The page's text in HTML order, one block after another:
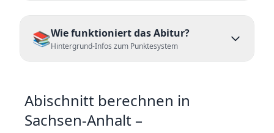
📚Wie funktioniert das Abitur?
Hintergrund-Infos zum Punktesystem
Abischnitt berechnen in
Sachsen-Anhalt –